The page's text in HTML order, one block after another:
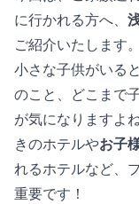
に行かれる方へ、
ご紹介いたします。
小さな子供がいる
のこと、どこまで
が気になりますよ
きのホテルやお子
れるホテルなど、
重要です！